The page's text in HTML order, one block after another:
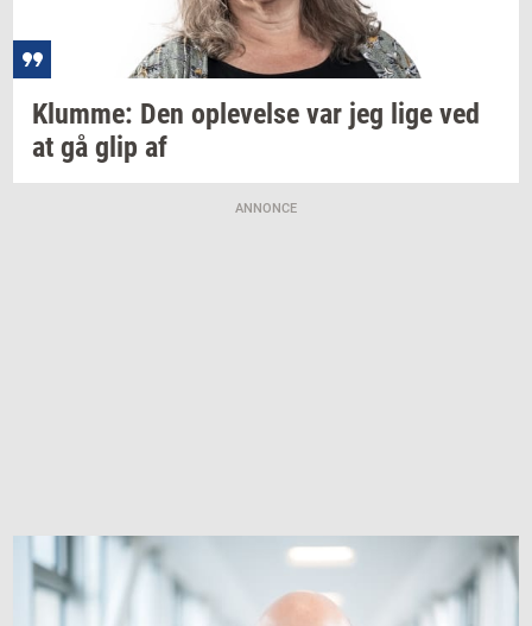
Klum­me: Den op­le­vel­se var jeg lige ved
at gå glip af
ANNONCE